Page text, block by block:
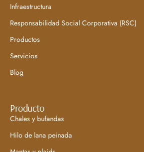
Infraestructura
Responsabilidad Social Corporativa (RSC)
Productos
Servicios
Blog
Producto
Chales y bufandas
Hilo de lana peinada